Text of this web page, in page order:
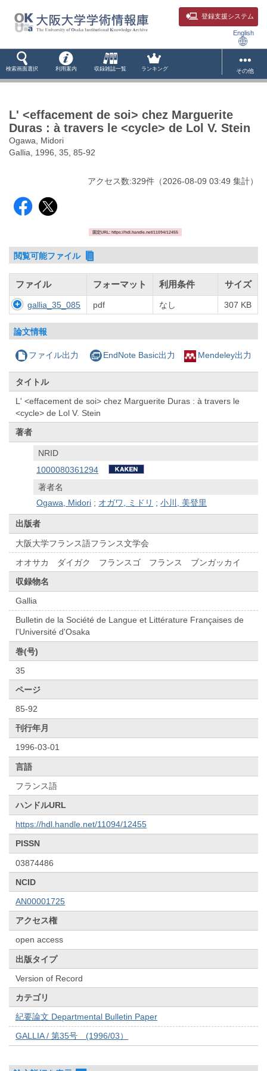
登録支援システム
English
検索画面選択 利用案内 収録雑誌一覧 ランキング その他
L' <effacement de soi> chez Marguerite
Duras : à travers le <cycle> de Lol V. Stein
Ogawa, Midori
Gallia, 1996, 35, 85-92
アクセス数:329件 （2026-08-09 03:49 集計）
固定URL: https://hdl.handle.net/11094/12455
閲覧可能ファイル
ファイル フォーマット 利用条件 サイズ
gallia_35_085 pdf なし 307 KB
論文情報
ファイル出力 EndNote Basic出力 Mendeley出力
タイトル
L' <effacement de soi> chez Marguerite Duras : à travers le
<cycle> de Lol V. Stein
著者
NRID
1000080361294
著者名
Ogawa, Midori ; オガワ, ミドリ ;小川, 美登里
出版者
大阪大学フランス語フランス文学会
オオサカ ダイガク フランスゴ フランス ブンガッカイ
収録物名
Gallia
Bulletin de la Société de Langue et Littérature Françaises de
l'Université d'Osaka
巻(号)
35
ページ
85-92
刊行年月
1996-03-01
言語
フランス語
ハンドルURL
https://hdl.handle.net/11094/12455
PISSN
03874486
NCID
AN00001725
アクセス権
open access
出版タイプ
Version of Record
カテゴリ
紀要論文 Departmental Bulletin Paper
GALLIA / 第35号 (1996/03）